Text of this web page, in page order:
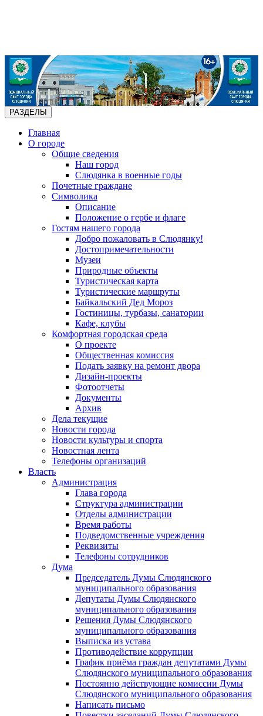
РАЗДЕЛЫ
Главная
О городе
Общие сведения
Наш город
Слюдянка в военные годы
Почетные граждане
Символика
Описание
Положение о гербе и флаге
Гостям нашего города
Добро пожаловать в Слюдянку!
Достопримечательности
Музеи
Природные объекты
Туристическая карта
Туристические маршруты
Байкальский Дед Мороз
Гостиницы, турбазы, санатории
Кафе, клубы
Комфортная городская среда
О проекте
Общественная комиссия
Подать заявку на ремонт двора
Дизайн-проекты
Фотоотчеты
Документы
Архив
Дела текущие
Новости города
Новости культуры и спорта
Новостная лента
Телефоны организаций
Власть
Администрация
Глава города
Структура администрации
Отделы администрации
Время работы
Подведомственные учреждения
Реквизиты
Телефоны сотрудников
Дума
Председатель Думы Слюдянского
муниципального образования
Депутаты Думы Слюдянского
муниципального образования
Решения Думы Слюдянского
муниципального образования
Выписка из устава
Противодействие коррупции
График приёма граждан депутатами Думы
Слюдянского муниципального образования
Постоянно действующие комиссии Думы
Слюдянского муниципального образования
Написать письмо